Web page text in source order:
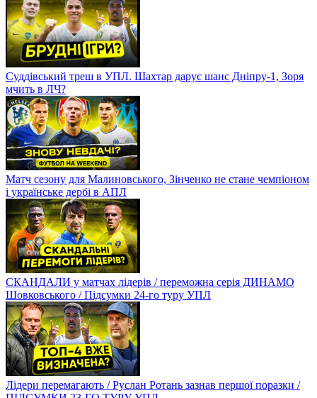
Суддівський треш в УПЛ. Шахтар дарує шанс Дніпру-1, Зоря
мчить в ЛЧ?
Матч сезону для Малиновського, Зінченко не стане чемпіоном
і українське дербі в АПЛ
СКАНДАЛИ у матчах лідерів / переможна серія ДИНАМО
Шовковського / Підсумки 24-го туру УПЛ
Лідери перемагають / Руслан Ротань зазнав першої поразки /